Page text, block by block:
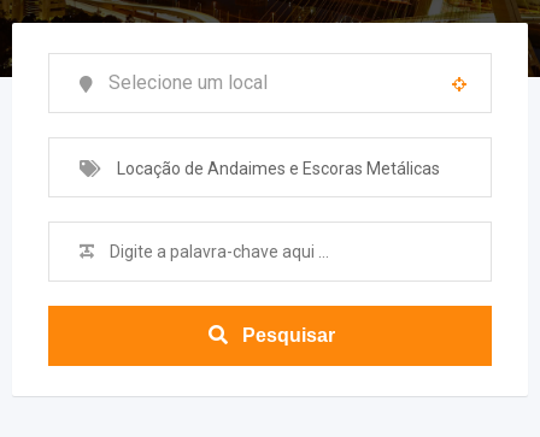
Locação de Andaimes e Escoras Metálicas
Pesquisar